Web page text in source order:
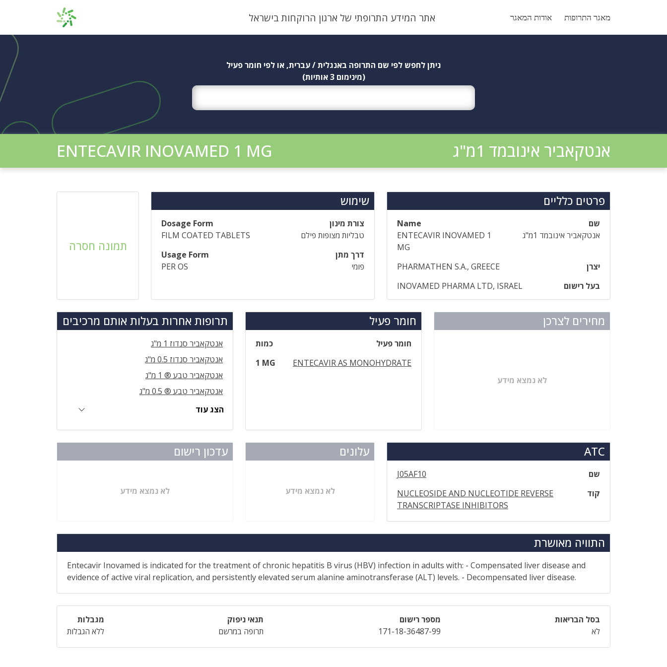
מאגר התרופות אודות המאגר אתר המידע התרופתי של ארגון הרוקחות בישראל
ניתן לחפש לפי שם התרופה באנגלית / עברית, או לפי חומר פעיל
(מינימום 3 אותיות)
אנטקאביר אינובמד 1מ"ג ENTECAVIR INOVAMED 1 MG
פרטים כלליים
שם
Name
אנטקאביר אינובמד 1מ"ג
ENTECAVIR INOVAMED 1
MG
יצרן
PHARMATHEN S.A., GREECE
בעל רישום
INOVAMED PHARMA LTD, ISRAEL
שימוש
צורת מינון
Dosage Form
טבליות מצופות פילם
FILM COATED TABLETS
דרך מתן
Usage Form
פומי
PER OS
תמונה חסרה
מחירים לצרכן
לא נמצא מידע
חומר פעיל
חומר פעיל
כמות
ENTECAVIR AS MONOHYDRATE
1 MG
תרופות אחרות בעלות אותם מרכיבים
אנטקאביר סנדוז 1 מ"ג
אנטקאביר סנדוז 0.5 מ"ג
אנטקאביר טבע ® 1 מ"ג
אנטקאביר טבע ® 0.5 מ"ג
הצג עוד
ATC
שם
J05AF10
קוד
NUCLEOSIDE AND NUCLEOTIDE REVERSE
TRANSCRIPTASE INHIBITORS
עלונים
לא נמצא מידע
עדכון רישום
לא נמצא מידע
התוויה מאושרת
Entecavir Inovamed is indicated for the treatment of chronic hepatitis B virus (HBV) infection in adults with: - Compensated liver disease and
evidence of active viral replication, and persistently elevated serum alanine aminotransferase (ALT) levels. - Decompensated liver disease.
בסל הבריאות
לא
מספר רישום
171-18-36487-99
תנאי ניפוק
תרופה במרשם
מגבלות
ללא הגבלות